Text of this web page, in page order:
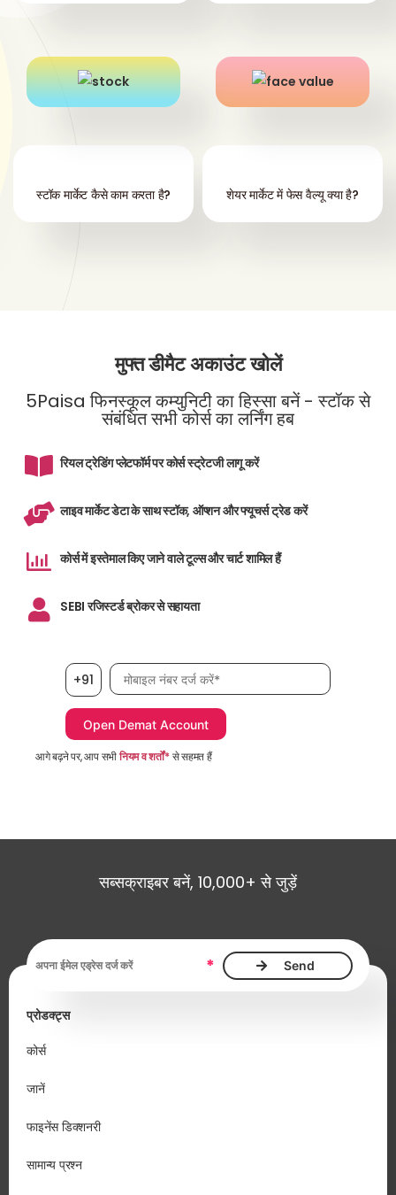
स्टॉक मार्केट कैसे काम करता है? शेयर मार्केट में फेस वैल्यू क्या है?
मुफ्त डीमैट अकाउंट खोलें
5Paisa फिनस्कूल कम्युनिटी का हिस्सा बनें - स्टॉक से
संबंधित सभी कोर्स का लर्निंग हब
रियल ट्रेडिंग प्लेटफॉर्म पर कोर्स स्ट्रेटजी लागू करें
लाइव मार्केट डेटा के साथ स्टॉक, ऑप्शन और फ्यूचर्स ट्रेड करें
कोर्स में इस्तेमाल किए जाने वाले टूल्स और चार्ट शामिल हैं
SEBI रजिस्टर्ड ब्रोकर से सहायता
+91 मोबाइल नंबर आवश्यक है
आगे बढ़ने पर, आप सभीनियम व शर्तों*से सहमत हैं
सब्सक्राइबर बनें, 10,000+ से जुड़ें
ईमेल एड्रेस आवश्यक है *
प्रोडक्ट्स
कोर्स
जानें
फाइनेंस डिक्शनरी
सामान्य प्रश्न